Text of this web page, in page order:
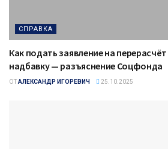
СПРАВКА
Как подать заявление на
надбавку — разъяснение Соцфонда
ОТАЛЕКСАНДР ИГОРЕВИЧ 25.10.2025